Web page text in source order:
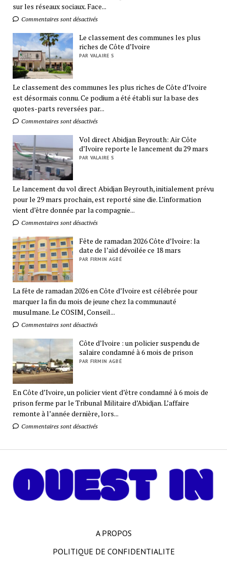
sur les réseaux sociaux. Face...
Commentaires sont désactivés
Le classement des communes les plus
riches de Côte d’Ivoire
PAR VALAIRE S
Le classement des communes les plus riches de Côte d’Ivoire
est désormais connu. Ce podium a été établi sur la base des
quotes-parts reversées par...
Commentaires sont désactivés
Vol direct Abidjan Beyrouth: Air Côte
d’Ivoire reporte le lancement du 29 mars
PAR VALAIRE S
Le lancement du vol direct Abidjan Beyrouth, initialement prévu
pour le 29 mars prochain, est reporté sine die. L’information
vient d’être donnée par la compagnie...
Commentaires sont désactivés
Fête de ramadan 2026 Côte d’Ivoire: la
date de l’aïd dévoilée ce 18 mars
PAR FIRMIN AGBÉ
La fête de ramadan 2026 en Côte d’Ivoire est célébrée pour
marquer la fin du mois de jeune chez la communauté
musulmane. Le COSIM, Conseil...
Commentaires sont désactivés
Côte d’Ivoire : un policier suspendu de
salaire condamné à 6 mois de prison
PAR FIRMIN AGBÉ
En Côte d’Ivoire, un policier vient d’être condamné à 6 mois de
prison ferme par le Tribunal Militaire d’Abidjan. L’affaire
remonte à l’année dernière, lors...
Commentaires sont désactivés
A PROPOS
POLITIQUE DE CONFIDENTIALITE